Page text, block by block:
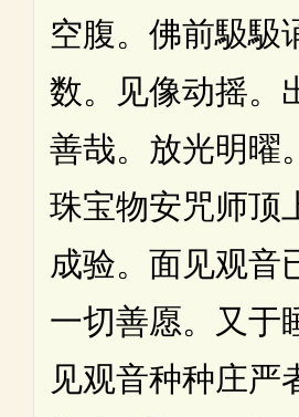
空腹。佛前馺馺
数。见像动摇。
善哉。放光明曜
珠宝物安咒师顶
成验。面见观音
一切善愿。又于
见观音种种庄严